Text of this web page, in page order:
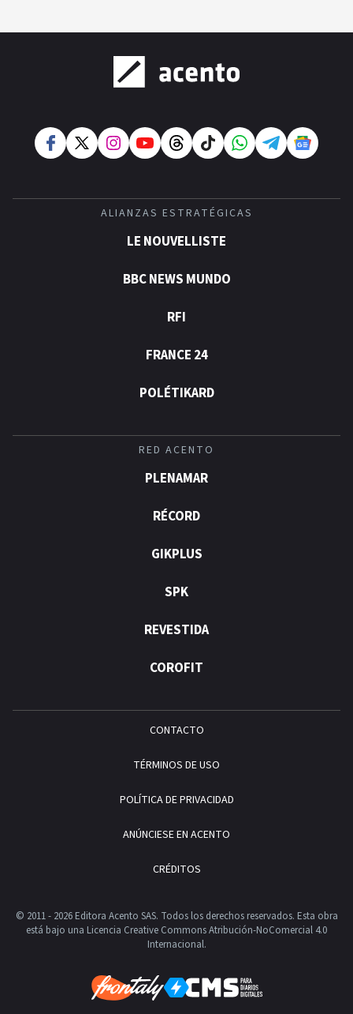
ALIANZAS ESTRATÉGICAS
LE NOUVELLISTE
BBC NEWS MUNDO
RFI
FRANCE 24
POLÉTIKARD
RED ACENTO
PLENAMAR
RÉCORD
GIKPLUS
SPK
REVESTIDA
COROFIT
CONTACTO
TÉRMINOS DE USO
POLÍTICA DE PRIVACIDAD
ANÚNCIESE EN ACENTO
CRÉDITOS
© 2011 - 2026 Editora Acento SAS. Todos los derechos reservados. Esta obra
está bajo una Licencia Creative Commons Atribución-NoComercial 4.0
Internacional.